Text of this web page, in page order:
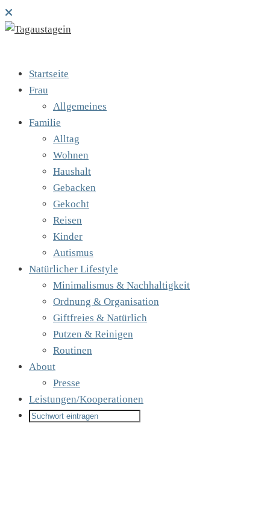
Startseite
Frau
Allgemeines
Familie
Alltag
Wohnen
Haushalt
Gebacken
Gekocht
Reisen
Kinder
Autismus
Natürlicher Lifestyle
Minimalismus & Nachhaltigkeit
Ordnung & Organisation
Giftfreies & Natürlich
Putzen & Reinigen
Routinen
About
Presse
Leistungen/Kooperationen